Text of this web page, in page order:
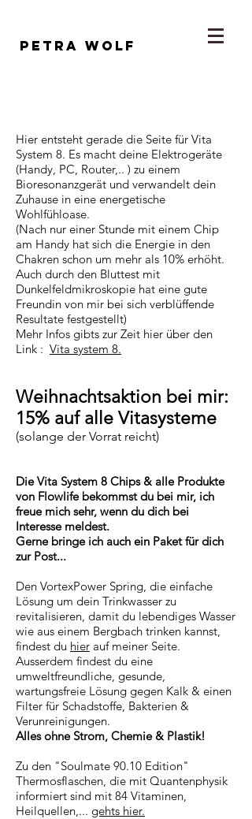
Petra wolf
Hier entsteht gerade die Seite für Vita
System 8. Es macht deine Elektrogeräte
(Handy, PC, Router,.. ) zu einem
Bioresonanzgerät und verwandelt dein
Zuhause in eine energetische
Wohlfühloase.
(Nach nur einer Stunde mit einem Chip
am Handy hat sich die Energie in den
Chakren schon um mehr als 10% erhöht.
Auch durch den Bluttest mit
Dunkelfeldmikroskopie hat eine gute
Freundin von mir bei sich verblüffende
Resultate festgestellt)
Mehr Infos gibts zur Zeit hier über den
Link : Vita system 8.
Weihnachtsaktion bei mir:
15% auf alle Vitasysteme
(solange der Vorrat reicht)
Die Vita System 8 Chips & alle Produkte
von Flowlife bekommst du bei mir, ich
freue mich sehr, wenn du dich bei
Interesse meldest.
Gerne bringe ich auch ein Paket für dich
zur Post...
Den VortexPower Spring, die einfache
Lösung um dein Trinkwasser zu
revitalisieren, damit du lebendiges Wasser
wie aus einem Bergbach trinken kannst,
findest du hier auf meiner Seite.
Ausserdem findest du eine
umweltfreundliche, gesunde,
wartungsfreie Lösung gegen Kalk & einen
Filter für Schadstoffe, Bakterien &
Verunreinigungen.
Alles ohne Strom, Chemie & Plastik!
Zu den "Soulmate 90.10 Edition"
Thermosflaschen, die mit Quantenphysik
informiert sind mit 84 Vitaminen,
Heilquellen,... gehts hier.